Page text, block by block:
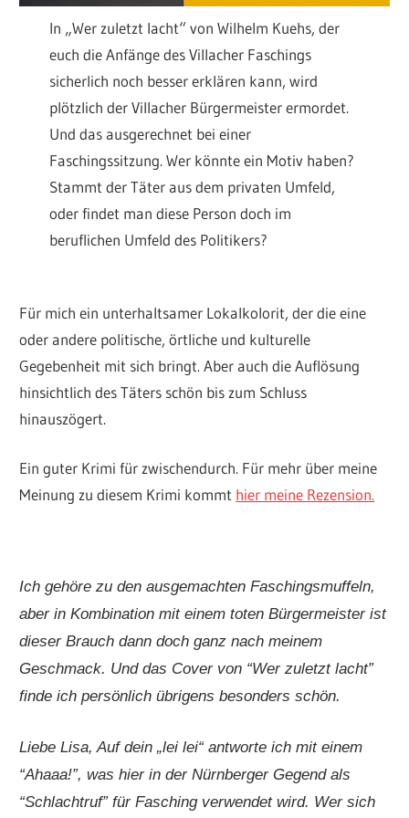
In „Wer zuletzt lacht“ von Wilhelm Kuehs, der
euch die Anfänge des Villacher Faschings
sicherlich noch besser erklären kann, wird
plötzlich der Villacher Bürgermeister ermordet.
Und das ausgerechnet bei einer
Faschingssitzung. Wer könnte ein Motiv haben?
Stammt der Täter aus dem privaten Umfeld,
oder findet man diese Person doch im
beruflichen Umfeld des Politikers?
Für mich ein unterhaltsamer Lokalkolorit, der die eine
oder andere politische, örtliche und kulturelle
Gegebenheit mit sich bringt. Aber auch die Auflösung
hinsichtlich des Täters schön bis zum Schluss
hinauszögert.
Ein guter Krimi für zwischendurch. Für mehr über meine
Meinung zu diesem Krimi kommt hier meine Rezension.
Ich gehöre zu den ausgemachten Faschingsmuffeln,
aber in Kombination mit einem toten Bürgermeister ist
dieser Brauch dann doch ganz nach meinem
Geschmack. Und das Cover von “Wer zuletzt lacht”
finde ich persönlich übrigens besonders schön.
Liebe Lisa, Auf dein „lei lei“ antworte ich mit einem
“Ahaaa!”, was hier in der Nürnberger Gegend als
“Schlachtruf” für Fasching verwendet wird. Wer sich